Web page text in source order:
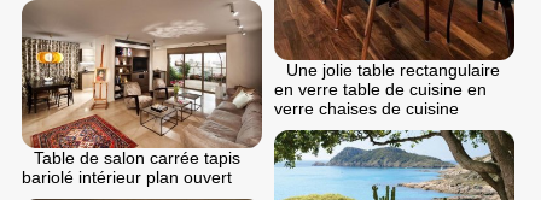
Une jolie table rectangulaire
en verre table de cuisine en
verre chaises de cuisine
Table de salon carrée tapis
bariolé intérieur plan ouvert